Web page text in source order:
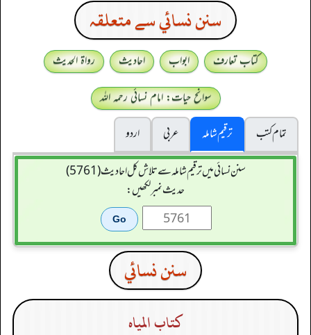
سنن نسائي سے متعلقہ
کتاب تعارف ابواب احادیث
رواۃ الحدیث
سوانح حیات: امام نسائی رحمہ اللہ
تمام کتب
ترقیم شاملہ عربی
اردو
سنن نسائی میں ترقیم شاملہ سے تلاش کل احادیث (5761)
حدیث نمبر لکھیں:
سنن نسائي
كتاب المياه